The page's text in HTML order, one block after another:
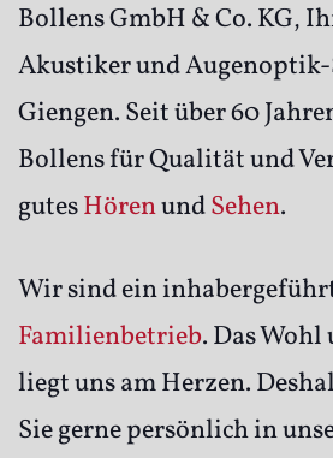
Bollens GmbH & Co. KG,
Akustiker und
Giengen. Seit über 60
Bollens für Qualität und
gutesHörenundSehen.
Wir sind ein
Familienbetrieb. Das
liegt uns am Herzen.
Sie gerne persönlich in